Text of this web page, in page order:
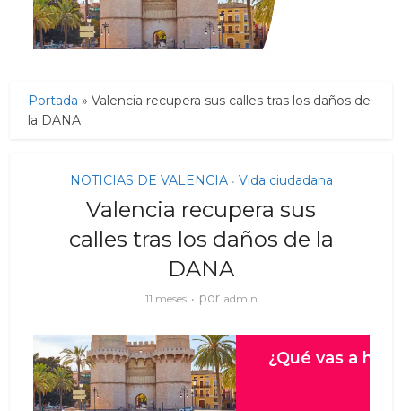
Portada »Valencia recupera sus calles tras los daños de
la DANA
NOTICIAS DE VALENCIA • Vida ciudadana
Valencia recupera sus
calles tras los daños de la
DANA
11 meses por admin